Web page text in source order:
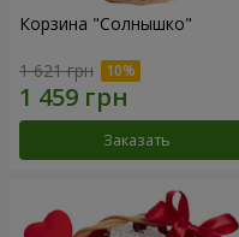
Корзина "Солнышко"
1 621 грн
Заказать